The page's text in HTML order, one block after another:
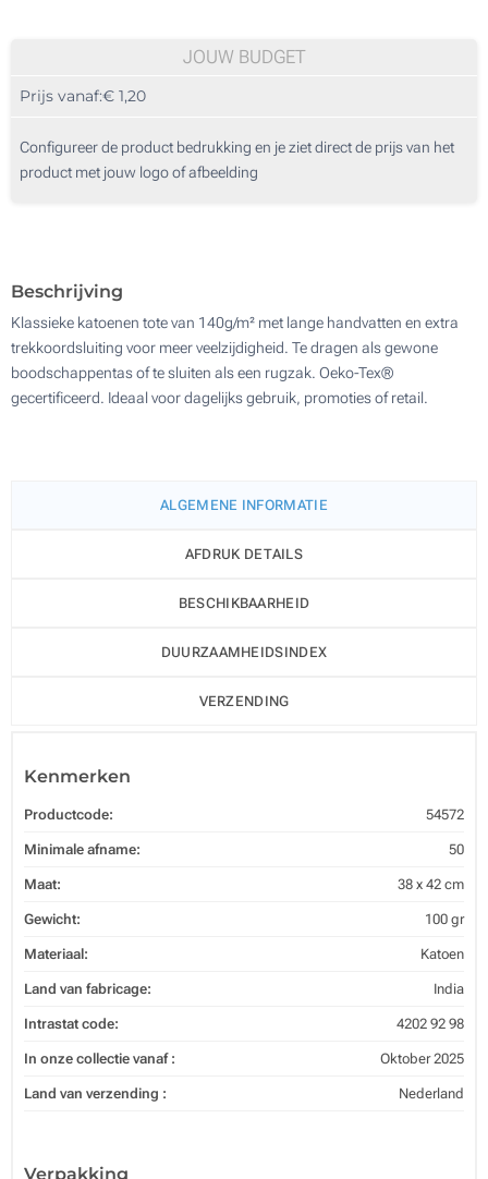
3 Kleuren (Aan een kant)
Digitale full colour transfer (Aan een kant)
100
500
JOUW BUDGET
Prijs vanaf:€ 1,20
Configureer de product bedrukking en je ziet direct de prijs van het
product met jouw logo of afbeelding
Beschrijving
Klassieke katoenen tote van 140g/m² met lange handvatten en extra
trekkoordsluiting voor meer veelzijdigheid. Te dragen als gewone
boodschappentas of te sluiten als een rugzak. Oeko-Tex®
gecertificeerd. Ideaal voor dagelijks gebruik, promoties of retail.
ALGEMENE INFORMATIE
AFDRUK DETAILS
BESCHIKBAARHEID
DUURZAAMHEIDSINDEX
VERZENDING
Kenmerken
Productcode: 54572
Minimale afname: 50
Maat: 38 x 42 cm
Gewicht: 100 gr
Materiaal: Katoen
Land van fabricage: India
Intrastat code: 4202 92 98
In onze collectie vanaf : Oktober 2025
Land van verzending : Nederland
Verpakking